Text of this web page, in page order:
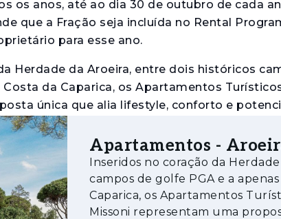
os anos, até ao dia 30 de outubro de cada
que a Fração seja incluída no Rental
para esse ano.
Herdade da Aroeira, entre dois históricos
da Caparica, os Apartamentos
única que alia lifestyle, conforto e
sul de Lisboa.
verdadeiro produto turístico, estes
conciliando uso pessoal com integração num
profissional. Este modelo oferece aos
exploração turística, mantendo
Apartamentos -
Inseridos no coração da
campos de golfe PGA e a
Caparica, os Apartamentos
Missoni representam uma